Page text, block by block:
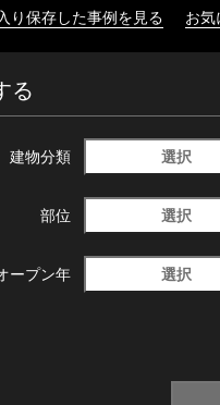
り保存した事例を見る お
る
建物分類 選択
部位 選択
ープン年 選択